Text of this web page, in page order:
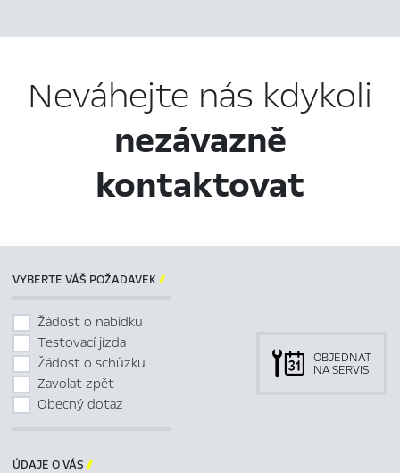
Neváhejte nás kdykoli
nezávazně
kontaktovat
VYBERTE VÁŠ POŽADAVEK
Žádost o nabídku
Testovací jízda
Žádost o schůzku
Zavolat zpět
Obecný dotaz
OBJEDNAT
NA SERVIS
ÚDAJE O VÁS 